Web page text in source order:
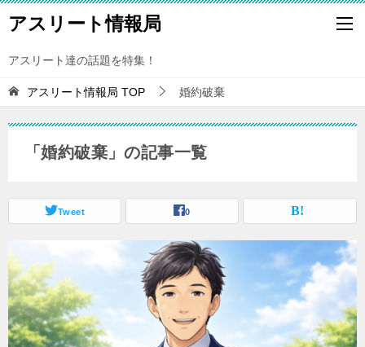
アスリート情報局
アスリート達の話題を特集！
アスリート情報局 TOP 婚約破棄
「婚約破棄」の記事一覧
Tweet 0